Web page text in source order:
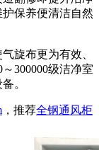
保养便清洁自然
旋布更为有效、
300000级洁净室
。
，推荐全钢通风柜